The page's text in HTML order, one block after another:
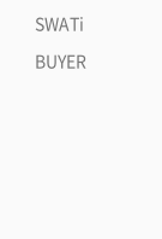
SWATi
BUYER